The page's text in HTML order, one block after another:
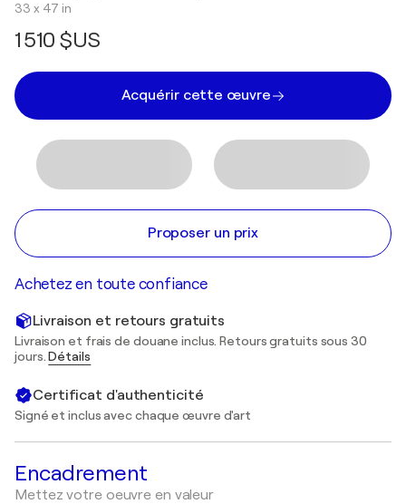
33 x 47 in
1 510 $US
Acquérir cette œuvre
Proposer un prix
Achetez en toute confiance
Livraison et retours gratuits
Livraison et frais de douane inclus. Retours gratuits sous 30
jours.Détails
Certificat d'authenticité
Signé et inclus avec chaque œuvre d'art
Encadrement
Mettez votre oeuvre en valeur